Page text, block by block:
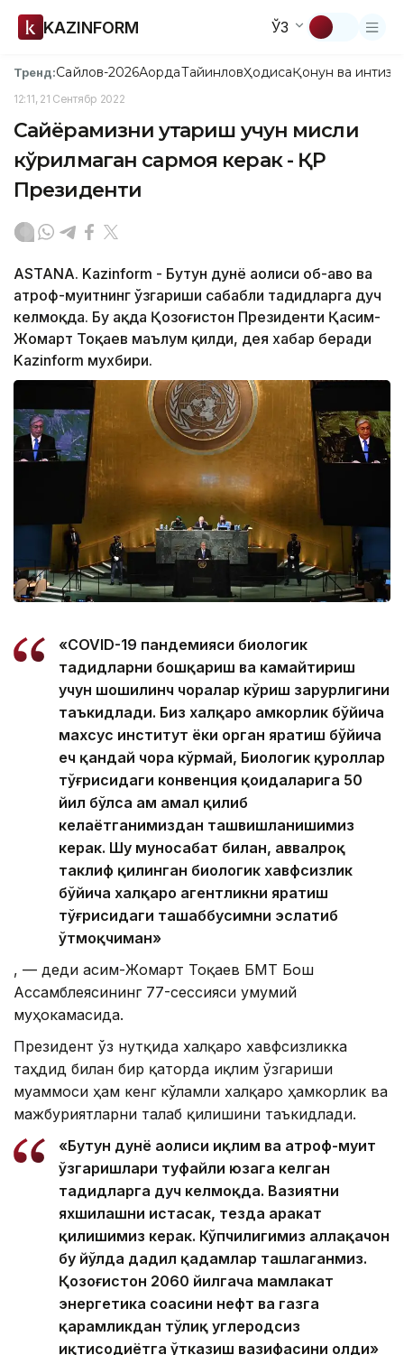
KAZINFORM ЎЗ
Тренд:Сайлов-2026АқордаТайинловҲодисаҚонун ва
12:11, 21 Сентябр 2022
Сайёрамизни қутқариш учун мисли
кўрилмаган сармоя керак - ҚР
Президенти
ASTANA. Kazinform - Бутун дунё аҳолиси об-ҳаво ва
атроф-муҳитнинг ўзгариши сабабли таҳдидларга дуч
келмоқда. Бу ҳақда Қозоғистон Президенти Қасим-
Жомарт Тоқаев маълум қилди, дея хабар беради
Kazinform мухбири.
«COVID-19 пандемияси биологик
таҳдидларни бошқариш ва камайтириш
учун шошилинч чоралар кўриш зарурлигини
таъкидлади. Биз халқаро ҳамкорлик бўйича
махсус институт ёки орган яратиш бўйича
ҳеч қандай чора кўрмай, Биологик қуроллар
тўғрисидаги конвенция қоидаларига 50
йил бўлса ҳам амал қилиб
келаётганимиздан ташвишланишимиз
керак. Шу муносабат билан, аввалроқ
таклиф қилинган биологик хавфсизлик
бўйича халқаро агентликни яратиш
тўғрисидаги ташаббусимни эслатиб
ўтмоқчиман»
, — деди Қасим-Жомарт Тоқаев БМТ Бош
Ассамблеясининг 77-сессияси умумий
муҳокамасида.
Президент ўз нутқида халқаро хавфсизликка
таҳдид билан бир қаторда иқлим ўзгариши
муаммоси ҳам кенг кўламли халқаро ҳамкорлик ва
мажбуриятларни талаб қилишини таъкидлади.
«Бутун дунё аҳолиси иқлим ва атроф-муҳит
ўзгаришлари туфайли юзага келган
таҳдидларга дуч келмоқда. Вазиятни
яхшилашни истасак, тезда ҳаракат
қилишимиз керак. Кўпчилигимиз аллақачон
бу йўлда дадил қадамлар ташлаганмиз.
Қозоғистон 2060 йилгача мамлакат
энергетика соҳасини нефт ва газга
қарамликдан тўлиқ углеродсиз
иқтисодиётга ўтказиш вазифасини олди»